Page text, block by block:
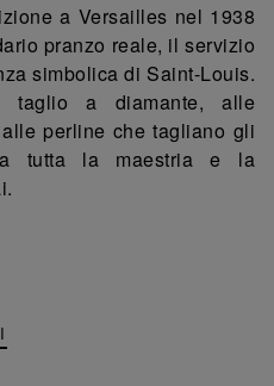
a Versailles nel 1938
pranzo reale, il servizio
simbolica di Saint-Louis.
a diamante, alle
perline che tagliano gli
tutta la maestria e la